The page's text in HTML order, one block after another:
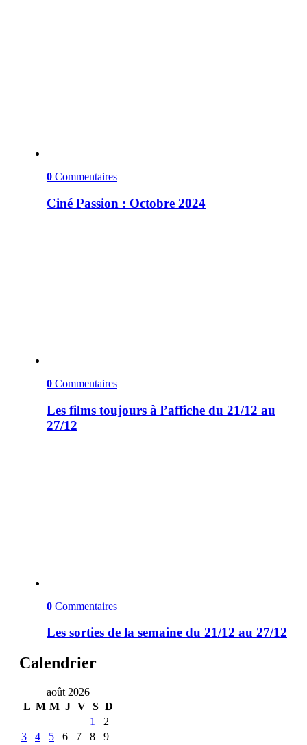
0 Commentaires
Ciné Passion : Octobre 2024
0 Commentaires
Les films toujours à l’affiche du 21/12 au
27/12
0 Commentaires
Les sorties de la semaine du 21/12 au 27/12
Calendrier
août 2026
L M M J V S D
1
2
3
4 5 6 7 8
9